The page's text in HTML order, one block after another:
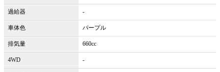
過給器 -
車体色 パープル
排気量 660cc
4WD -